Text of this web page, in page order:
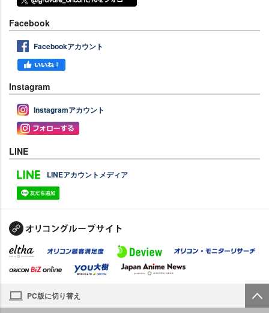
Facebook
Facebookアカウント
Instagram
Instagramアカウント
LINE
LINEアカウントメディア
PC版に切り替え